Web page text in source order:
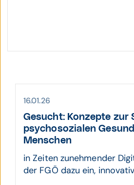
16.01.26
Gesucht: Konzepte zur
psycho­sozialen
Menschen
in Zeiten zunehmender
der FGÖ dazu ein,